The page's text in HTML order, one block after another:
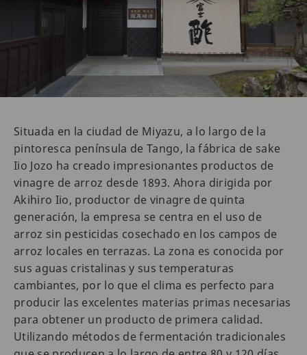
Situada en la ciudad de Miyazu, a lo largo de la
pintoresca península de Tango, la fábrica de sake
Iio Jozo ha creado impresionantes productos de
vinagre de arroz desde 1893. Ahora dirigida por
Akihiro Iio, productor de vinagre de quinta
generación, la empresa se centra en el uso de
arroz sin pesticidas cosechado en los campos de
arroz locales en terrazas. La zona es conocida por
sus aguas cristalinas y sus temperaturas
cambiantes, por lo que el clima es perfecto para
producir las excelentes materias primas necesarias
para obtener un producto de primera calidad.
Utilizando métodos de fermentación tradicionales